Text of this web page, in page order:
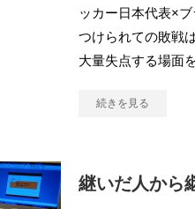
ッカー日本代表×
つけられての敗戦
大量失点する場面
続きを見る
継いだ人から